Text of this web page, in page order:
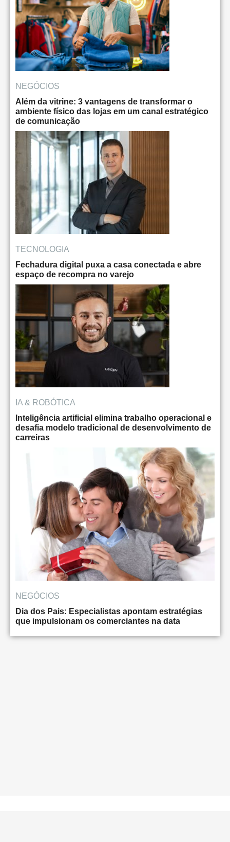
NEGÓCIOS
Além da vitrine: 3 vantagens de transformar o
ambiente físico das lojas em um canal estratégico
de comunicação
TECNOLOGIA
Fechadura digital puxa a casa conectada e abre
espaço de recompra no varejo
IA & ROBÓTICA
Inteligência artificial elimina trabalho operacional e
desafia modelo tradicional de desenvolvimento de
carreiras
NEGÓCIOS
Dia dos Pais: Especialistas apontam estratégias
que impulsionam os comerciantes na data